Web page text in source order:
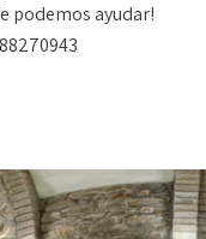
podemos ayudar!